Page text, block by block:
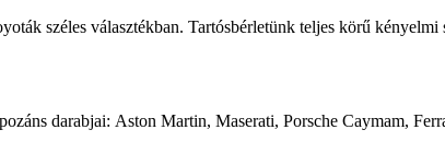
széles választékban. Tartósbérletünk teljes körű kényelmi
darabjai: Aston Martin, Maserati, Porsche Caymam,